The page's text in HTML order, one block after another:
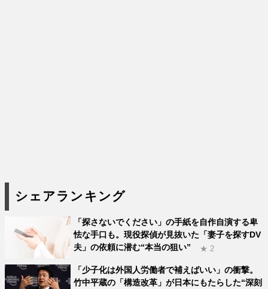
シェアランキング
「探さないでください」の手紙を自作自演する卑
怯な手口も。現役探偵が見抜いた「妻子を探すDV
夫」の依頼に潜む“本当の狙い”
★ 2
「少子化は外国人労働者で補えばいい」の衝撃。
竹中平蔵の「構造改革」が日本にもたらした“深刻